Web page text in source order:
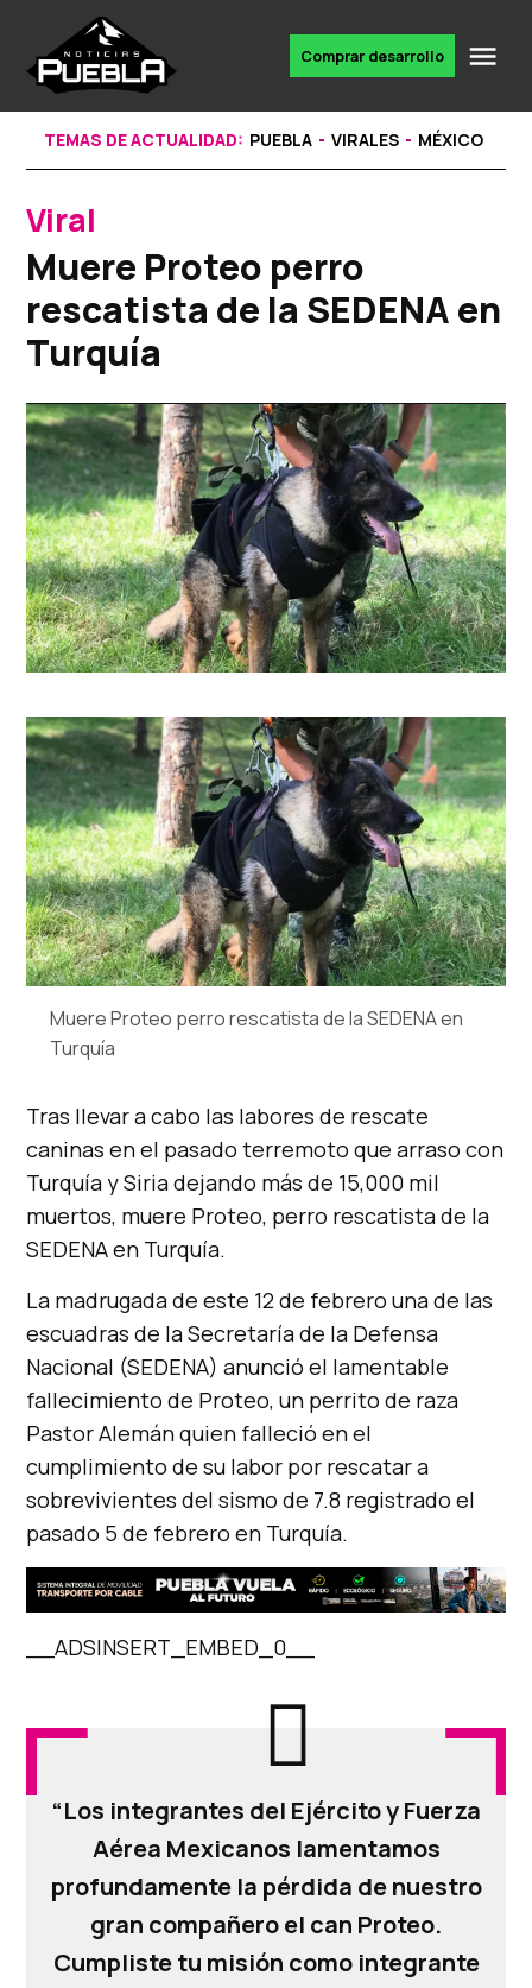
content
noticias
Comprar desarrollo
TEMAS DE ACTUALIDAD: PUEBLA VIRALES MÉXICO
POSTED
IN
Viral
Muere Proteo perro
rescatista de la SEDENA en
Turquía
Muere Proteo perro rescatista de la SEDENA en
Turquía
Tras llevar a cabo las labores de rescate
caninas en el pasado terremoto que arraso con
Turquía y Siria dejando más de 15,000 mil
muertos, muere Proteo, perro rescatista de la
SEDENA en Turquía.
La madrugada de este 12 de febrero una de las
escuadras de la Secretaría de la Defensa
Nacional (SEDENA) anunció el lamentable
fallecimiento de Proteo, un perrito de raza
Pastor Alemán quien falleció en el
cumplimiento de su labor por rescatar a
sobrevivientes del sismo de 7.8 registrado el
pasado 5 de febrero en Turquía.
__ADSINSERT_EMBED_0__
“Los integrantes del Ejército y Fuerza
Aérea Mexicanos lamentamos
profundamente la pérdida de nuestro
gran compañero el can Proteo.
Cumpliste tu misión como integrante